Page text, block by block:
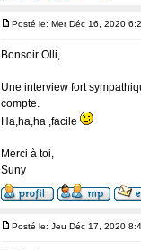
Posté le: Mer Déc 16, 2020
Bonsoir Olli,
Une interview fort
compte.
Ha,ha,ha ,facile
Merci à toi,
Suny
Posté le: Jeu Déc 17, 2020